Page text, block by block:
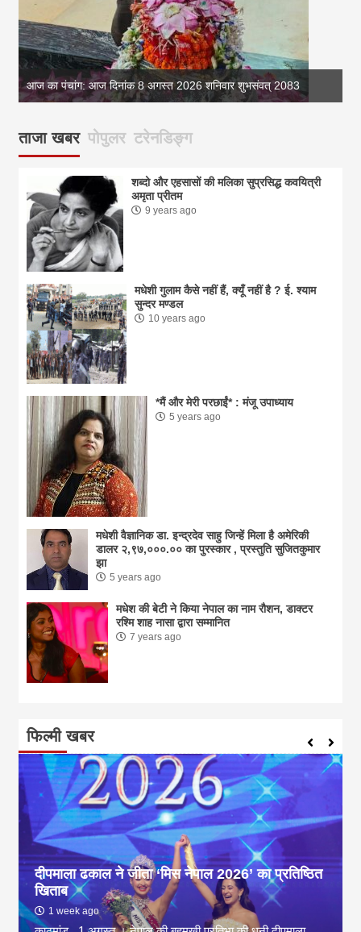
आज का पंचांग: आज दिनांक 8 अगस्त 2026 शनिवार शुभसंवत् 2083
ताजा खबर पोपुलर टरेनडिङ्ग
शब्दो और एहसासों की मलिका सुप्रसिद्ध कवयित्री
अमृता प्रीतम
9 years ago
मधेशी गुलाम कैसे नहीं हैं, क्यूँ नहीं है ? ई. श्याम
सुन्दर मण्डल
10 years ago
*मैं और मेरी परछाईं* : मंजू उपाध्याय
5 years ago
मधेशी वैज्ञानिक डा. इन्द्रदेव साहु जिन्हें मिला है अमेरिकी
डालर २,९७,०००.०० का पुरस्कार , प्रस्तुति सुजितकुमार
झा
5 years ago
मधेश की बेटी ने किया नेपाल का नाम राैशन, डाक्टर
रश्मि शाह नासा द्वारा सम्मानित
7 years ago
फिल्मी खबर
दीपमाला ढकाल ने जीता ‘मिस नेपाल 2026’ का प्रतिष्ठित
खिताब
1 week ago